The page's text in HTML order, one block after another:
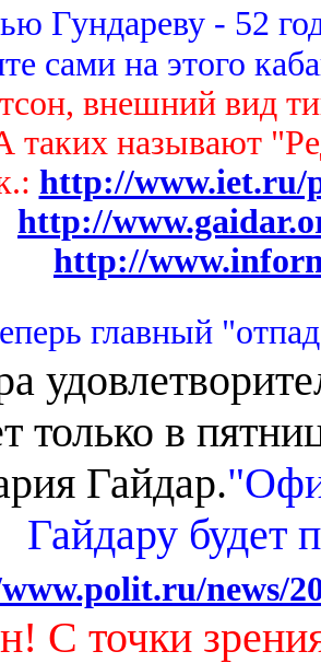
Гундареву - 52
сами на этого
внешний вид
называют
http://www.iet.ru/
http://
http://
главный
только в
Гайдар.
Гайдару будет
news/
С точки